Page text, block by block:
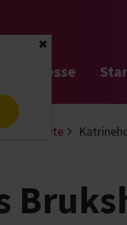
Stäng
intresse
Nosarbete